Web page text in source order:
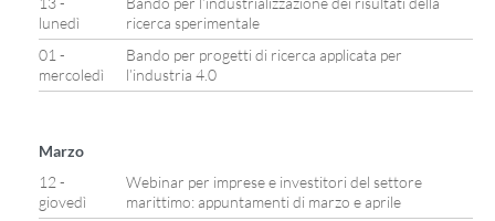
lunedì
ricerca sperimentale
01 -
mercoledì
Bando per progetti di ricerca applicata per
l’industria 4.0
Marzo
12 -
giovedì
Webinar per imprese e investitori del settore
marittimo: appuntamenti di marzo e aprile